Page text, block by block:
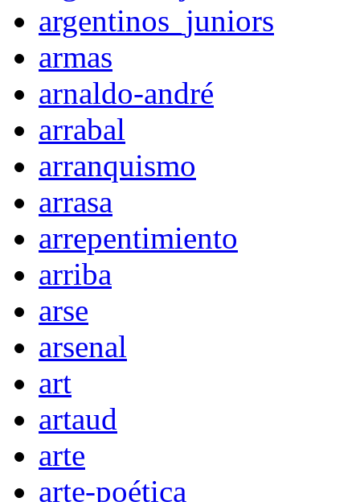
argentinos_juniors
armas
arnaldo-andré
arrabal
arranquismo
arrasa
arrepentimiento
arriba
arse
arsenal
art
artaud
arte
arte-poética